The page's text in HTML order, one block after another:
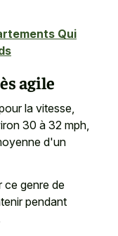
Qui
agile
la vitesse,
30 à 32 mph,
d'un
ce genre de
pendant